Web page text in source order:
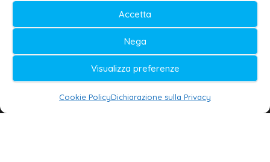
Accetta
Nega
Visualizza preferenze
Cookie PolicyDichiarazione sulla Privacy
Stampa Tribunale di Lecce
Editore e direttore responsabile:
Daniele G. Masciullo
Galatina24 è marchio registrato dal Ministero
delle Imprese